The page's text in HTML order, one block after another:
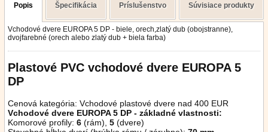
Popis Špecifikácia Príslušenstvo Súvisiace produkty
Vchodové dvere EUROPA 5 DP - biele, orech,zlatý dub (obojstranne),
dvojfarebné (orech alebo zlatý dub + biela farba)
Plastové PVC vchodové dvere EUROPA 5
DP
Cenová kategória: Vchodové plastové dvere nad 400 EUR
Vchodové dvere EUROPA 5 DP - základné vlastnosti:
Komorové profily: 6 (rám), 5 (dvere)